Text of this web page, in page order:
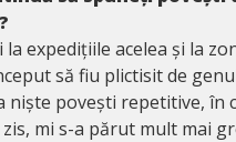
la expedițiile acelea și la
să fiu plictisit de
niște povești repetitive, în
mi s-a părut mult mai